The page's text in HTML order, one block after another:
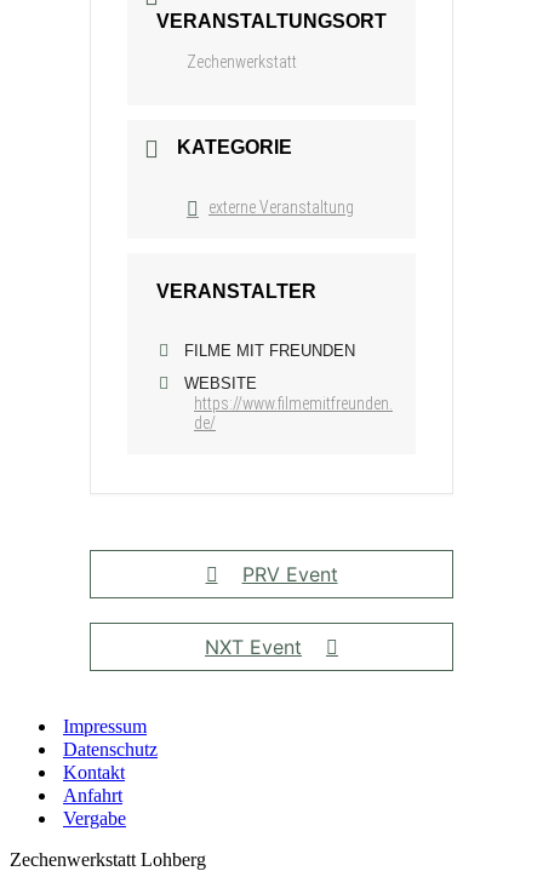
VERANSTALTUNGSORT
Zechenwerkstatt
KATEGORIE
externe Veranstaltung
VERANSTALTER
FILME MIT FREUNDEN
WEBSITE
https://www.filmemitfreunden.
de/
PRV Event
NXT Event
Impressum
Datenschutz
Kontakt
Anfahrt
Vergabe
Zechenwerkstatt Lohberg